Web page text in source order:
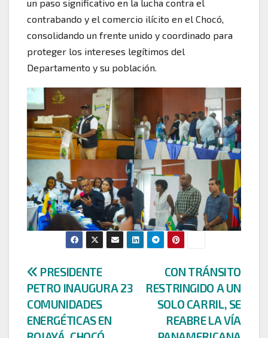
un paso significativo en la lucha contra el
contrabando y el comercio ilícito en el Chocó,
consolidando un frente unido y coordinado para
proteger los intereses legítimos del
Departamento y su población.
Navegación
de
entradas
CON TRÁNSITO
RESTRINGIDO A UN
SOLO CARRIL, SE
REABRE LA VÍA
PRESIDENTE
PETRO INAUGURA 23
COMUNIDADES
ENERGÉTICAS EN